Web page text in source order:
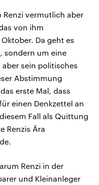
vermutlich aber
von ihm
Da geht es
sondern um eine
sein politisches
Abstimmung
erste Mal, dass
einen Denkzettel an
Fall als Quittung
Renzis Ära
Renzi in der
und Kleinanleger